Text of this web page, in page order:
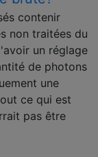
contenir
non traitées du
un réglage
de photons
une
ce qui est
pas être